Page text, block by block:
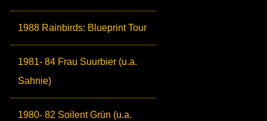
1988 Rainbirds: Blueprint Tour
1981- 84 Frau Suurbier (u.a.
Sahnie)
1980- 82 Soilent Grün (u.a.